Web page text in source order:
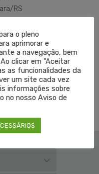
RS
o pleno
aprimorar e
a navegação, bem
clicar em "Aceitar
as funcionalidades da
um site cada vez
informações sobre
no nosso Aviso de